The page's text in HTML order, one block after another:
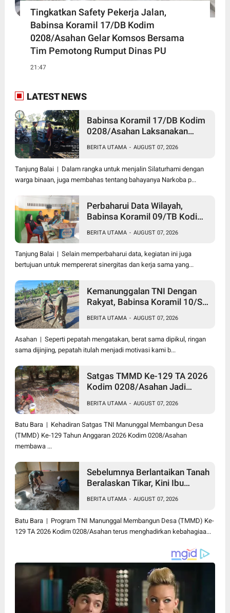
Tingkatkan Safety Pekerja Jalan,
Babinsa Koramil 17/DB Kodim
0208/Asahan Gelar Komsos Bersama
Tim Pemotong Rumput Dinas PU
21:47
LATEST NEWS
Babinsa Koramil 17/DB Kodim
0208/Asahan Laksanakan
BERITA UTAMA - AUGUST 07, 2026
Tanjung Balai | Dalam rangka untuk menjalin Silaturhami dengan
warga binaan, juga membahas tentang bahayanya Narkoba p...
Perbaharui Data Wilayah,
Babinsa Koramil 09/TB Kodim
Ter Di Kantor Kelurahan
BERITA UTAMA - AUGUST 07, 2026
Tanjung Balai | Selain memperbaharui data, kegiatan ini juga
bertujuan untuk mempererat sinergitas dan kerja sama yang...
Kemanunggalan TNI Dengan
Rakyat, Babinsa Koramil 10/SK
(Cor) Bangun Rumah Warga
BERITA UTAMA - AUGUST 07, 2026
Asahan | Seperti pepatah mengatakan, berat sama dipikul, ringan
sama dijinjing, pepatah itulah menjadi motivasi kami b...
Satgas TMMD Ke-129 TA 2026
Kodim 0208/Asahan Jadi
Maghribi yang Mulai Rapuh
BERITA UTAMA - AUGUST 07, 2026
Batu Bara | Kehadiran Satgas TNI Manunggal Membangun Desa
(TMMD) Ke-129 Tahun Anggaran 2026 Kodim 0208/Asahan
membawa ...
Sebelumnya Berlantaikan Tanah
Beralaskan Tikar, Kini Ibu
yang Layak Berkat Satgas
TMMD Ke-129 Kodim
0208/Asahan
BERITA UTAMA - AUGUST 07, 2026
Batu Bara | Program TNI Manunggal Membangun Desa (TMMD) Ke-
129 TA 2026 Kodim 0208/Asahan terus menghadirkan kebahagiaa...